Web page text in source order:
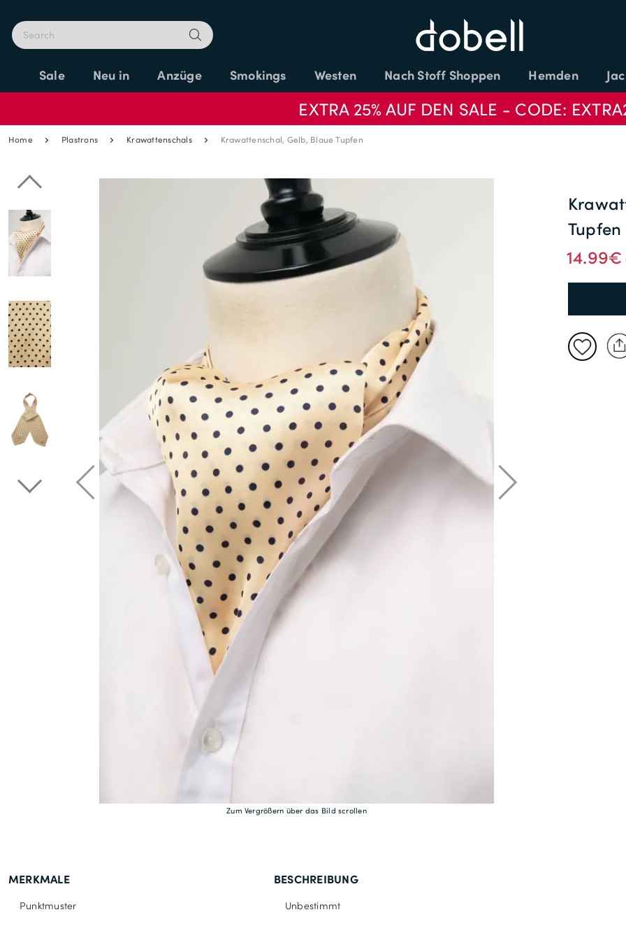
Sale Neu in Anzüge Smokings Westen Nach Stoff Shoppen Hemden
EXTRA 25% AUF DEN SALE - CODE:
Home Plastrons Krawattenschals Krawattenschal, Gelb, Blaue Tupfen
Zum Vergrößern über das Bild scrollen
14.99€
Tupfen
MERKMALE
Punktmuster
BESCHREIBUNG
Unbestimmt